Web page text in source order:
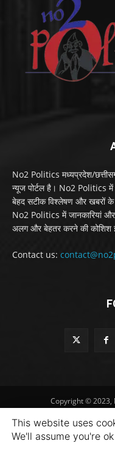
No2 Politics मध्यप्रदेश/छत्तीसगढ़
न्यूज पोर्टल है। No2 Politics
बेहद सटीक विश्लेषण और खबरों के
No2 Politics में जानकारियां
अलग और बेहतर करने की कोशिश
Contact us:
Copyright © 2023,
This website uses
We'll assume you're